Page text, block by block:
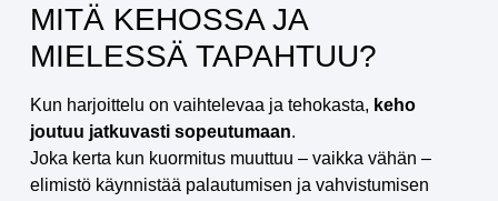
MITÄ KEHOSSA JA
MIELESSÄ TAPAHTUU?
Kun harjoittelu on vaihtelevaa ja tehokasta, keho
joutuu jatkuvasti sopeutumaan.
Joka kerta kun kuormitus muuttuu – vaikka vähän –
elimistö käynnistää palautumisen ja vahvistumisen